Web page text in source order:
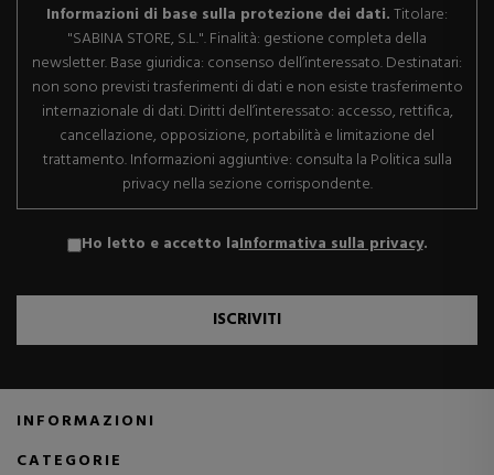
Informazioni di base sulla protezione dei dati.Titolare:
"SABINA STORE, S.L.". Finalità: gestione completa della
newsletter. Base giuridica: consenso dell’interessato. Destinatari:
non sono previsti trasferimenti di dati e non esiste trasferimento
internazionale di dati. Diritti dell’interessato: accesso, rettifica,
cancellazione, opposizione, portabilità e limitazione del
trattamento. Informazioni aggiuntive: consulta la Politica sulla
privacy nella sezione corrispondente.
Ho letto e accetto laInformativa sulla privacy.
ISCRIVITI
INFORMAZIONI
CATEGORIE